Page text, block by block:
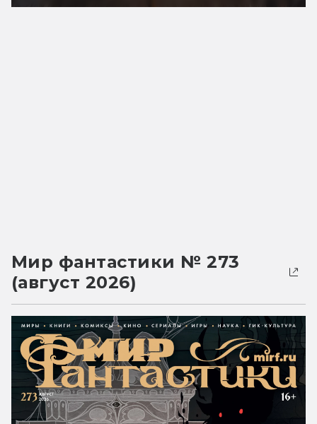
Мир фантастики № 273
(август 2026)